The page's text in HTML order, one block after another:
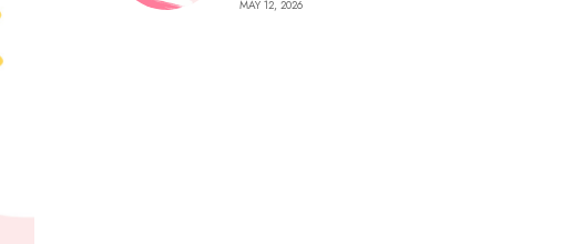
MAY 12, 2026